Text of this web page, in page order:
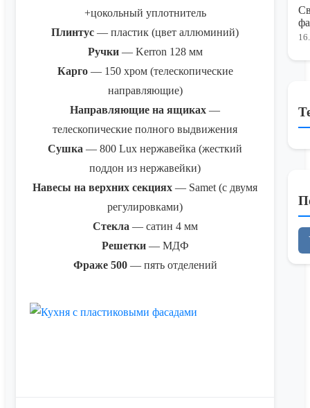
+цокольный уплотнитель
Плинтус — пластик (цвет аллюминий)
Ручки— Kerron 128 мм
Карго— 150 хром (телескопические
направляющие)
Направляющие на ящиках —
телескопические полного выдвижения
Сушка — 800 Lux нержавейка (жесткий
поддон из нержавейки)
Навесы на верхних секциях — Samet (с двумя
регулировками)
Стекла — сатин 4 мм
Решетки— МДФ
Фраже 500— пять отделений